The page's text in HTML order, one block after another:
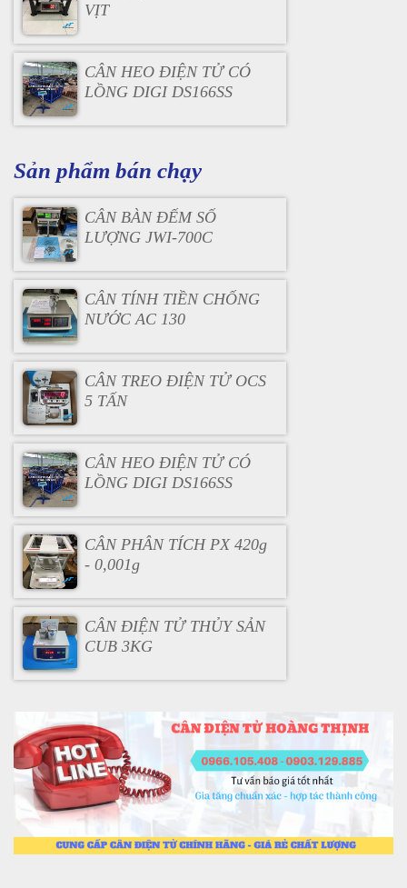
VỊT
CÂN HEO ĐIỆN TỬ CÓ
LỒNG DIGI DS166SS
Sản phẩm bán chạy
CÂN BÀN ĐẾM SỐ
LƯỢNG JWI-700C
CÂN TÍNH TIỀN CHỐNG
NƯỚC AC 130
CÂN TREO ĐIỆN TỬ OCS
5 TẤN
CÂN HEO ĐIỆN TỬ CÓ
LỒNG DIGI DS166SS
CÂN PHÂN TÍCH PX 420g
- 0,001g
CÂN ĐIỆN TỬ THỦY SẢN
CUB 3KG